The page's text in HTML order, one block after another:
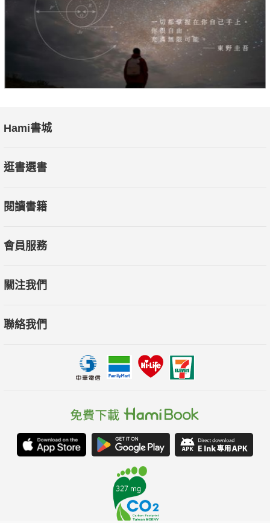
Hami書城
逛書選書
閱讀書籍
會員服務
關注我們
聯絡我們